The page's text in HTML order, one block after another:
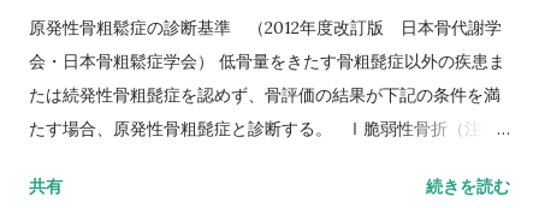
い評価方法はこちら記事を参照して下さい↓ 10メートル歩行テ
スト(10MWT)
原発性骨粗鬆症の診断基準 （2012年度改訂版 日本骨代謝学
会・日本骨粗鬆症学会） 低骨量をきたす骨粗髭症以外の疾患ま
たは続発性骨粗髭症を認めず、骨評価の結果が下記の条件を満
たす場合、原発性骨粗髭症と診断する。 Ⅰ脆弱性骨折（注1）
の脆弱性骨折（注3）があり、骨密度（注4）がYAMの80％未満
共有 続きを読む